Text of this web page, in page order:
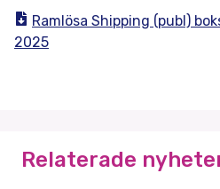
Ramlösa Shipping (publ)
2025
Relaterade